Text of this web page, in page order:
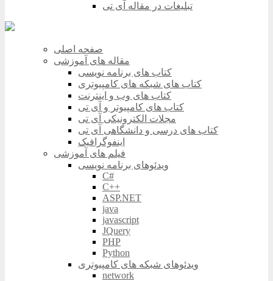
تبلیغات در مقاله آی تی
صفحه اصلی
مقاله های آموزشی
کتاب های برنامه نویسی
کتاب های شبکه های کامپیوتری
کتاب های وب و اینترنت
کتاب های کامپیوتر و آی تی
مجلات الکترونیکی آی تی
کتاب های درسی و دانشگاهی آی تی
اینفوگرافیک
فیلم های آموزشی
ویدئوهای برنامه نویسی
C#
C++
ASP.NET
java
javascript
JQuery
PHP
Python
ویدئوهای شبکه های کامپیوتری
network